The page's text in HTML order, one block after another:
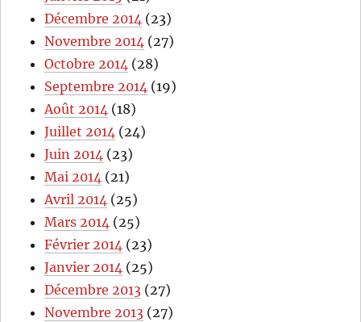
Décembre 2014 (23)
Novembre 2014 (27)
Octobre 2014 (28)
Septembre 2014 (19)
Août 2014 (18)
Juillet 2014 (24)
Juin 2014 (23)
Mai 2014 (21)
Avril 2014 (25)
Mars 2014 (25)
Février 2014 (23)
Janvier 2014 (25)
Décembre 2013 (27)
Novembre 2013 (27)